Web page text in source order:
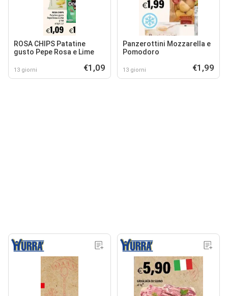
ROSA CHIPS Patatine
gusto Pepe Rosa e Lime
13 giorni €1,09
Panzerottini Mozzarella e
Pomodoro
13 giorni €1,99